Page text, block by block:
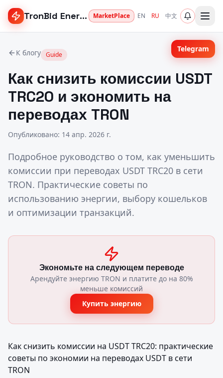
TronBid Energy MarketPlace EN RU 中文
К блогу Guide
Как снизить комиссии USDT
TRC20 и экономить на
переводах TRON
Опубликовано: 14 апр. 2026 г.
Подробное руководство о том, как уменьшить
комиссии при переводах USDT TRC20 в сети
TRON. Практические советы по
использованию энергии, выбору кошельков
и оптимизации транзакций.
Экономьте на следующем переводе
Арендуйте энергию TRON и платите до на 80%
меньше комиссий
Купить энергию
Как снизить комиссии на USDT TRC20: практические
советы по экономии на переводах USDT в сети
TRON
Telegram